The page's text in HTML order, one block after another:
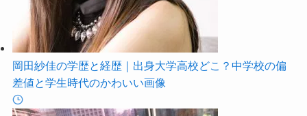
岡田紗佳の学歴と経歴｜出身大学高校どこ？中学校の偏
差値と学生時代のかわいい画像